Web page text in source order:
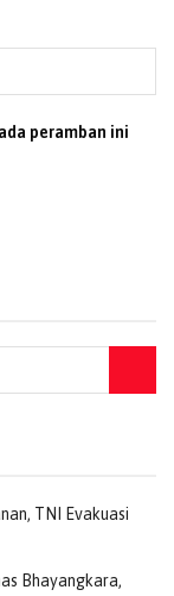
peramban ini
TNI Evakuasi
Bhayangkara,